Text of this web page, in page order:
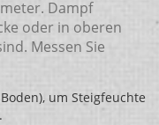
Dampf
oder in oberen
Messen Sie
um Steigfeuchte